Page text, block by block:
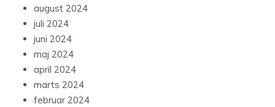
august 2024
juli 2024
juni 2024
maj 2024
april 2024
marts 2024
februar 2024